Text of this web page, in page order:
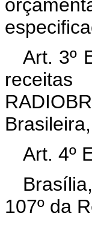
Art. 3º
Art. 4º
107º da